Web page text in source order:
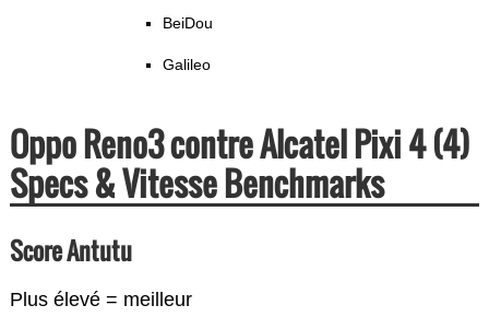
BeiDou
Galileo
Oppo Reno3 contre Alcatel Pixi 4 (4)
Specs & Vitesse Benchmarks
Score Antutu
Plus élevé = meilleur